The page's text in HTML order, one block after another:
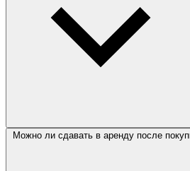
Можно ли сдавать в аренду после